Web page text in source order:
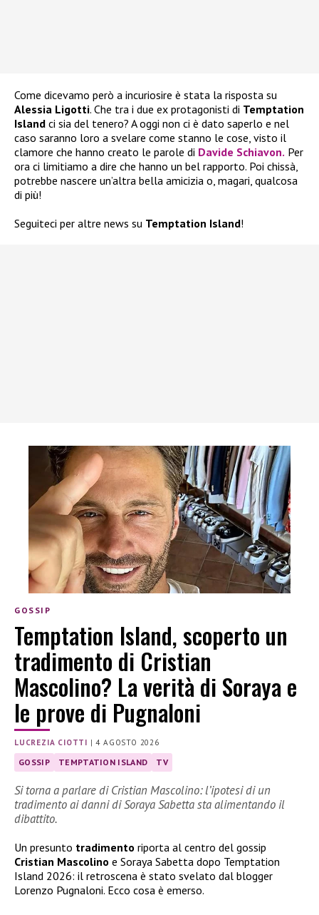
Come dicevamo però a incuriosire è stata la risposta su
Alessia Ligotti. Che tra i due ex protagonisti di Temptation
Island ci sia del tenero? A oggi non ci è dato saperlo e nel
caso saranno loro a svelare come stanno le cose, visto il
clamore che hanno creato le parole di Davide Schiavon. Per
ora ci limitiamo a dire che hanno un bel rapporto. Poi chissà,
potrebbe nascere un’altra bella amicizia o, magari, qualcosa
di più!
Seguiteci per altre news su Temptation Island!
GOSSIP
Temptation Island, scoperto un
tradimento di Cristian
Mascolino? La verità di Soraya e
le prove di Pugnaloni
LUCREZIA CIOTTI |4 AGOSTO 2026
GOSSIP TEMPTATION ISLAND TV
Si torna a parlare di Cristian Mascolino: l’ipotesi di un
tradimento ai danni di Soraya Sabetta sta alimentando il
dibattito.
Un presunto tradimento riporta al centro del gossip
Cristian Mascolino e Soraya Sabetta dopo Temptation
Island 2026: il retroscena è stato svelato dal blogger
Lorenzo Pugnaloni. Ecco cosa è emerso.